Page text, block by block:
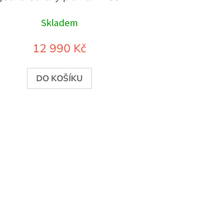
Skladem
12 990 Kč
DO KOŠÍKU